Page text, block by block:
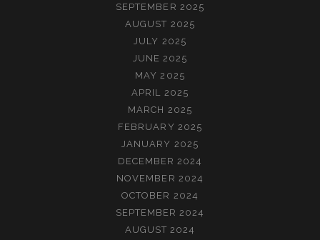
SEPTEMBER 2025
AUGUST 2025
JULY 2025
JUNE 2025
MAY 2025
APRIL 2025
MARCH 2025
FEBRUARY 2025
JANUARY 2025
DECEMBER 2024
NOVEMBER 2024
OCTOBER 2024
SEPTEMBER 2024
AUGUST 2024